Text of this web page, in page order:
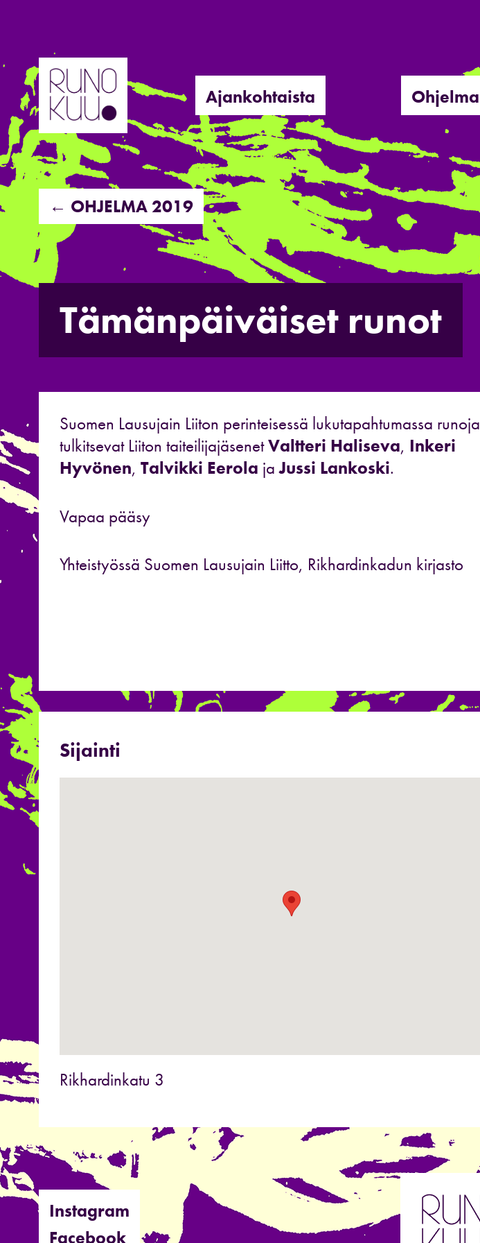
Hyppää
sisältöön
Ajankohtaista Ohjelma
← OHJELMA 2019
Tämänpäiväiset runot
Suomen Lausujain Liiton perinteisessä lukutapahtumassa runoja
tulkitsevat Liiton taiteilijajäsenetValtteri Haliseva, Inkeri
Hyvönen, Talvikki Eerola jaJussi Lankoski.
Vapaa pääsy
Yhteistyössä Suomen Lausujain Liitto, Rikhardinkadun kirjasto
Sijainti
Rikhardinkatu 3
Instagram
Facebook